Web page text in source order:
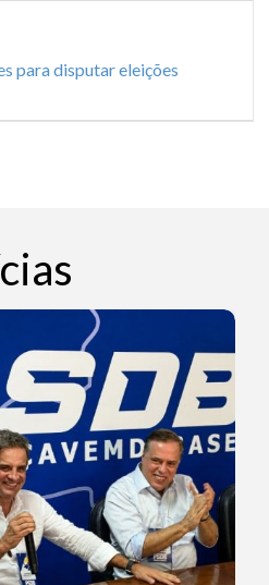
para disputar eleições